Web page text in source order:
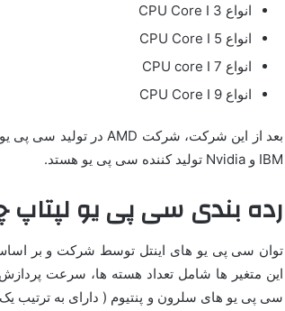
انواع CPU Core I 3
انواع CPU Core I 5
انواع CPU core I 7
انواع CPU Core I 9
IBM و Nvidia تولید کننده سی پی یو هستد.
رده بندی سی پی یو
توان سی پی یو های اینتل توسط شرکت و بر
این متغیر ها شامل تعداد هسته ها، سرعت